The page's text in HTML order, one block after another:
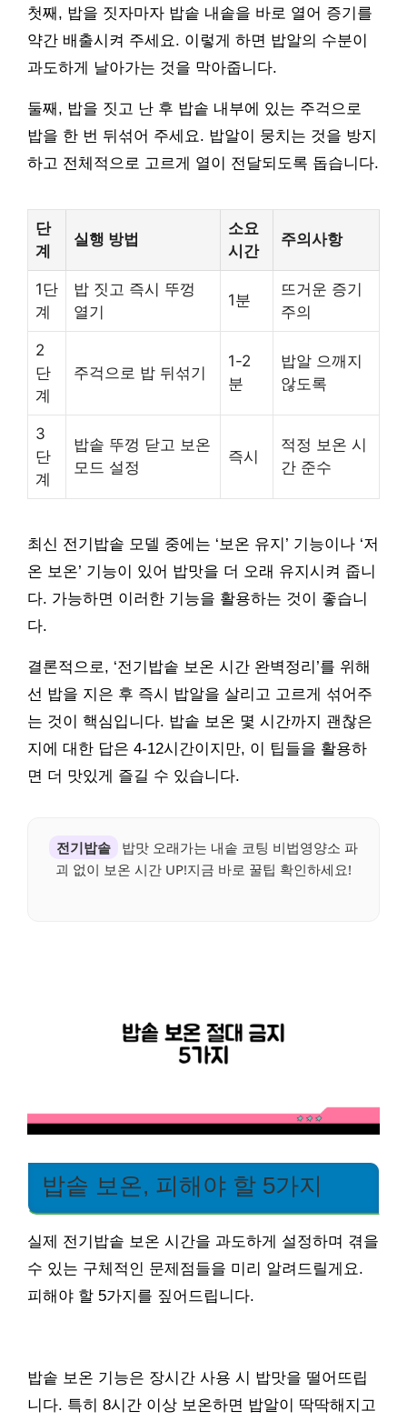
첫째, 밥을 짓자마자 밥솥 내솥을 바로 열어 증기를
약간 배출시켜 주세요. 이렇게 하면 밥알의 수분이
과도하게 날아가는 것을 막아줍니다.
둘째, 밥을 짓고 난 후 밥솥 내부에 있는 주걱으로
밥을 한 번 뒤섞어 주세요. 밥알이 뭉치는 것을 방지
하고 전체적으로 고르게 열이 전달되도록 돕습니다.
단
계
실행 방법
소요
시간
주의사항
1단
계
밥 짓고 즉시 뚜껑
열기
1분
뜨거운 증기
주의
2
단
계
주걱으로 밥 뒤섞기
1-2
분
밥알 으깨지
않도록
3
단
계
밥솥 뚜껑 닫고 보온
모드 설정
즉시
적정 보온 시
간 준수
최신 전기밥솥 모델 중에는 ‘보온 유지’ 기능이나 ‘저
온 보온’ 기능이 있어 밥맛을 더 오래 유지시켜 줍니
다. 가능하면 이러한 기능을 활용하는 것이 좋습니
다.
결론적으로, ‘전기밥솥 보온 시간 완벽정리’를 위해
선 밥을 지은 후 즉시 밥알을 살리고 고르게 섞어주
는 것이 핵심입니다. 밥솥 보온 몇 시간까지 괜찮은
지에 대한 답은 4-12시간이지만, 이 팁들을 활용하
면 더 맛있게 즐길 수 있습니다.
전기밥솥
밥맛 오래가는 내솥 코팅 비법영양소 파
괴 없이 보온 시간 UP!지금 바로 꿀팁 확인하세요!
밥솥 보온, 피해야 할 5가지
실제 전기밥솥 보온 시간을 과도하게 설정하며 겪을
수 있는 구체적인 문제점들을 미리 알려드릴게요.
피해야 할 5가지를 짚어드립니다.
밥솥 보온 기능은 장시간 사용 시 밥맛을 떨어뜨립
니다. 특히 8시간 이상 보온하면 밥알이 딱딱해지고